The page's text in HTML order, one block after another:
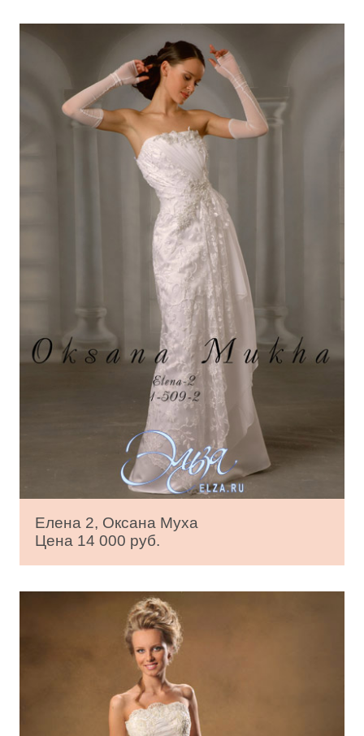
Елена 2, Оксана Муха
Цена 14 000 руб.